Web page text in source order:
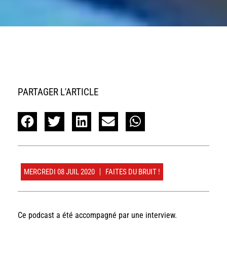
PARTAGER L'ARTICLE
MERCREDI 08 JUIL 2020 FAITES DU BRUIT !
Ce podcast a été accompagné par une interview.